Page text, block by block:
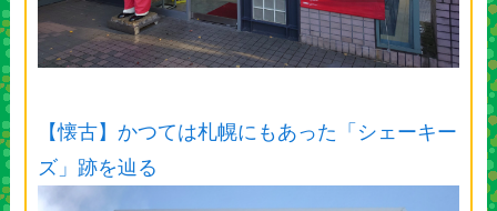
【懐古】かつては札幌にもあった「シェーキー
ズ」跡を辿る